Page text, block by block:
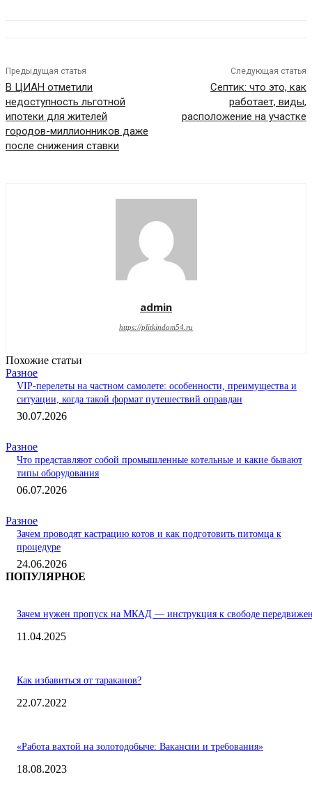
Предыдущая статья
В ЦИАН отметили
недоступность льготной
ипотеки для жителей
городов-миллионников даже
после снижения ставки
Следующая статья
Септик: что это, как
работает, виды,
расположение на участке
admin
https://plitkindom54.ru
Похожие статьи
Разное
VIP-перелеты на частном самолете: особенности, преимущества и
ситуации, когда такой формат путешествий оправдан
30.07.2026
Разное
Что представляют собой промышленные котельные и какие бывают
типы оборудования
06.07.2026
Разное
Зачем проводят кастрацию котов и как подготовить питомца к
процедуре
24.06.2026
ПОПУЛЯРНОЕ
Зачем нужен пропуск на МКАД — инструкция к свободе
11.04.2025
Как избавиться от тараканов?
22.07.2022
«Работа вахтой на золотодобыче: Вакансии и требования»
18.08.2023